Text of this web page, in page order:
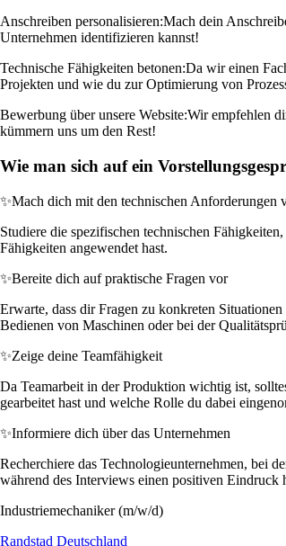
Anschreiben personalisieren:Mach dein
Unternehmen identifizieren kannst!
Technische Fähigkeiten betonen:Da wir einen
Projekten und wie du zur Optimierung von
Bewerbung über unsere Website:Wir empfehlen
kümmern uns um den Rest!
Wie man sich auf ein
✨Mach dich mit den technischen Anforderungen
Studiere die spezifischen technischen
Fähigkeiten angewendet hast.
✨Bereite dich auf praktische Fragen vor
Erwarte, dass dir Fragen zu konkreten
Bedienen von Maschinen oder bei der
✨Zeige deine Teamfähigkeit
Da Teamarbeit in der Produktion wichtig ist,
gearbeitet hast und welche Rolle du dabei
✨Informiere dich über das Unternehmen
Recherchiere das Technologieunternehmen, bei
während des Interviews einen positiven Eindruck
Industriemechaniker (m/w/d)
Randstad Deutschland